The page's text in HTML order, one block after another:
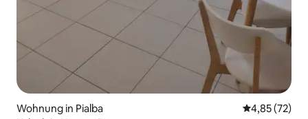
Wohnung in Pialba
4,85 (72)